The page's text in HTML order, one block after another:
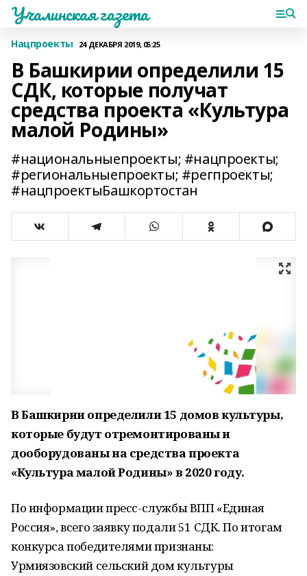
Учалинская газета
Нацпроекты 24 ДЕКАБРЯ 2019, 05:25
В Башкирии определили 15
СДК, которые получат
средства проекта «Культура
малой Родины»
#национальныепроекты; #нацпроекты;
#региональныепроекты; #регпроекты;
#нацпроектыБашкортостан
В Башкирии определили 15 домов культуры,
которые будут отремонтированы и
дооборудованы на средства проекта
«Культура малой Родины» в 2020 году.
По информации пресс-службы ВПП «Единая
Россия», всего заявку подали 51 СДК. По итогам
конкурса победителями признаны:
Урмиязовский сельский дом культуры